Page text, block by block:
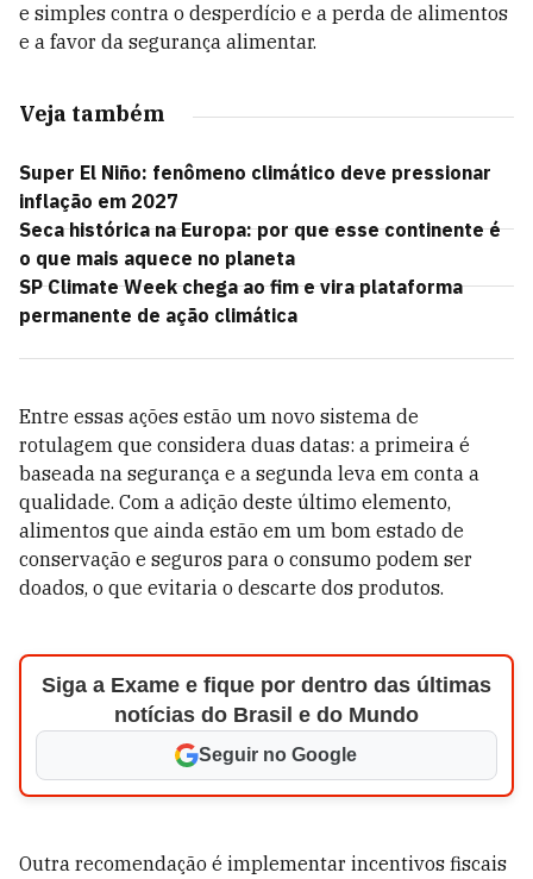
e simples contra o desperdício e a perda de alimentos
e a favor da segurança alimentar.
Veja também
Super El Niño: fenômeno climático deve pressionar
inflação em 2027
Seca histórica na Europa: por que esse continente é
o que mais aquece no planeta
SP Climate Week chega ao fim e vira plataforma
permanente de ação climática
Entre essas ações estão um novo sistema de
rotulagem que considera duas datas: a primeira é
baseada na segurança e a segunda leva em conta a
qualidade. Com a adição deste último elemento,
alimentos que ainda estão em um bom estado de
conservação e seguros para o consumo podem ser
doados, o que evitaria o descarte dos produtos.
Siga a Exame e fique por dentro das últimas
notícias do Brasil e do Mundo
Seguir no Google
Outra recomendação é implementar incentivos fiscais